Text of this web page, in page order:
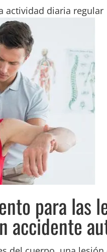
actividad diaria regular
para las
accidente
faltar al
todo.
de hoy,